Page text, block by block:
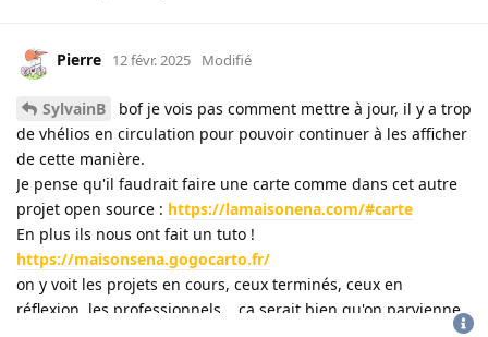
Pierre 12 févr. 2025 Modifié
SylvainB
bof je vois pas comment mettre à jour, il y a trop
de vhélios en circulation pour pouvoir continuer à les afficher
de cette manière.
Je pense qu'il faudrait faire une carte comme dans cet autre
projet open source : https://lamaisonena.com/#carte
En plus ils nous ont fait un tuto !
https://maisonsena.gogocarto.fr/
on y voit les projets en cours, ceux terminés, ceux en
réflexion, les professionnels... ça serait bien qu'on parvienne